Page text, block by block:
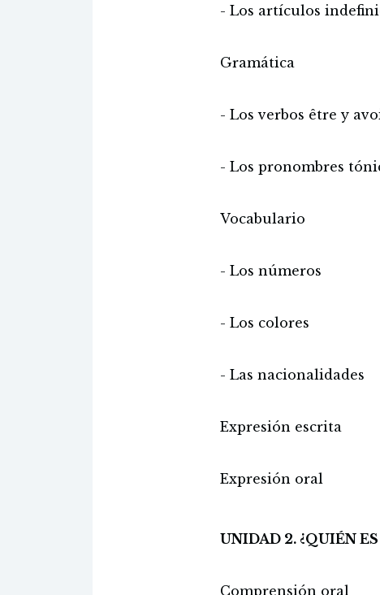
- Los artículos
Gramática
- Los verbos être y
- Los pronombres
Vocabulario
- Los números
- Los colores
- Las nacionalidades
Expresión escrita
Expresión oral
UNIDAD 2. ¿QUIÉN
Comprensión oral